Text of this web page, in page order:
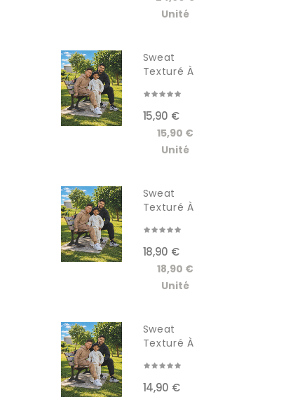
Unité
Sweat
Texturé À
15,90 €
15,90 €
Unité
Sweat
Texturé À
18,90 €
18,90 €
Unité
Sweat
Texturé À
14,90 €